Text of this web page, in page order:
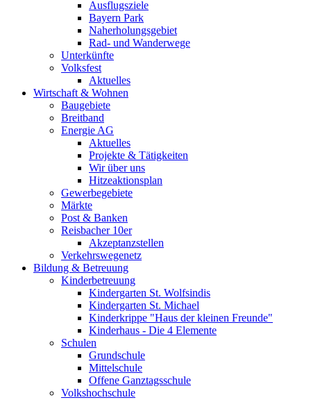
Ausflugsziele
Bayern Park
Naherholungsgebiet
Rad- und Wanderwege
Unterkünfte
Volksfest
Aktuelles
Wirtschaft & Wohnen
Baugebiete
Breitband
Energie AG
Aktuelles
Projekte & Tätigkeiten
Wir über uns
Hitzeaktionsplan
Gewerbegebiete
Märkte
Post & Banken
Reisbacher 10er
Akzeptanzstellen
Verkehrswegenetz
Bildung & Betreuung
Kinderbetreuung
Kindergarten St. Wolfsindis
Kindergarten St. Michael
Kinderkrippe "Haus der kleinen Freunde"
Kinderhaus - Die 4 Elemente
Schulen
Grundschule
Mittelschule
Offene Ganztagsschule
Volkshochschule